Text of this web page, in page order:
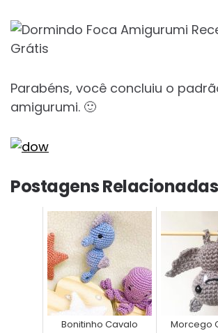
Parabéns, você concluiu o
amigurumi. 🙂
Postagens Relacionadas
Bonitinho Cavalo
Morcego